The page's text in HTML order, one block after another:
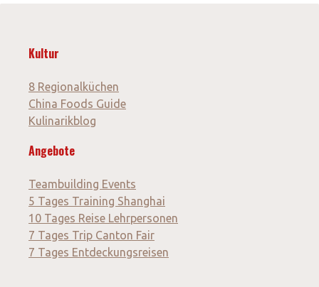
Kultur
8 Regionalküchen
China Foods Guide
Kulinarikblog
Angebote
Teambuilding Events
5 Tages Training Shanghai
10 Tages Reise Lehrpersonen
7 Tages Trip Canton Fair
7 Tages Entdeckungsreisen